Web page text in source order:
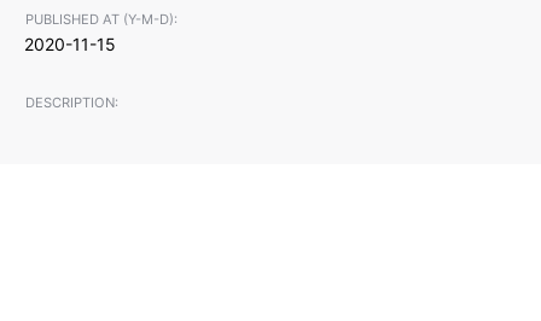
PUBLISHED AT (Y-M-D):
2020-11-15
DESCRIPTION: